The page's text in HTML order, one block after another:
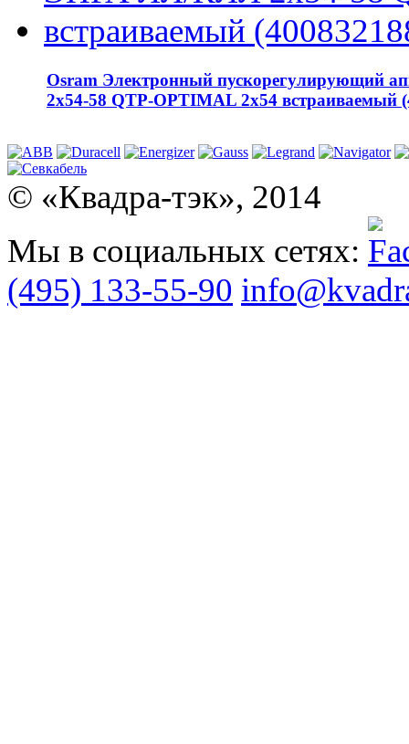
Osram Электронный пускорегулирующий
2х54-58 QTP-OPTIMAL 2x54 встраиваемый
© «Квадра-тэк», 2014
Мы в социальных сетях:
(495) 133-55-90